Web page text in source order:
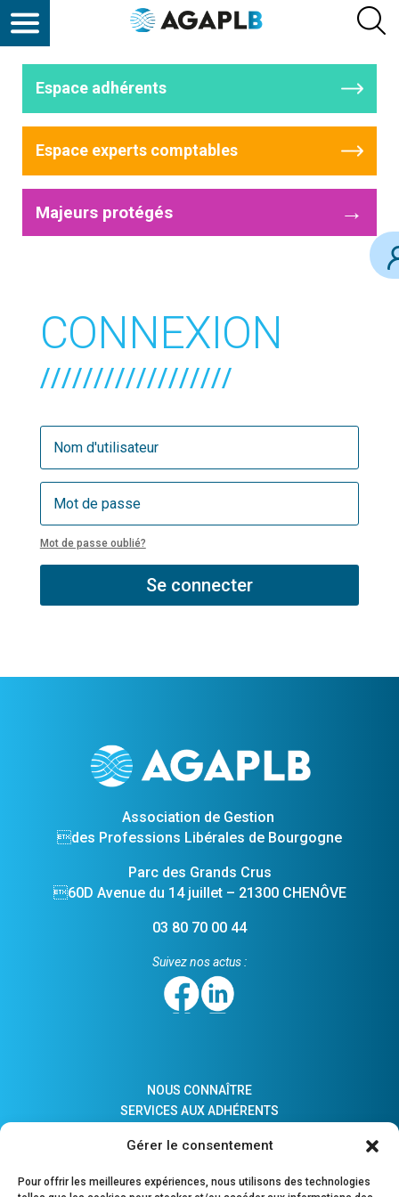
Gérer le consentement
Pour offrir les meilleures expériences, nous utilisons des technologies
Espace adhérents
Espace experts comptables
Majeurs protégés →
CONNEXION
//////////////////
Mot de passe oublié?
Se connecter
Association de Gestion
des Professions Libérales de Bourgogne
Parc des Grands Crus
60D Avenue du 14 juillet – 21300 CHENÔVE
03 80 70 00 44
Suivez nos actus :
NOUS CONNAÎTRE
SERVICES AUX ADHÉRENTS
ADHÉSION
COMPTES MAJEURS PROTÉGÉS